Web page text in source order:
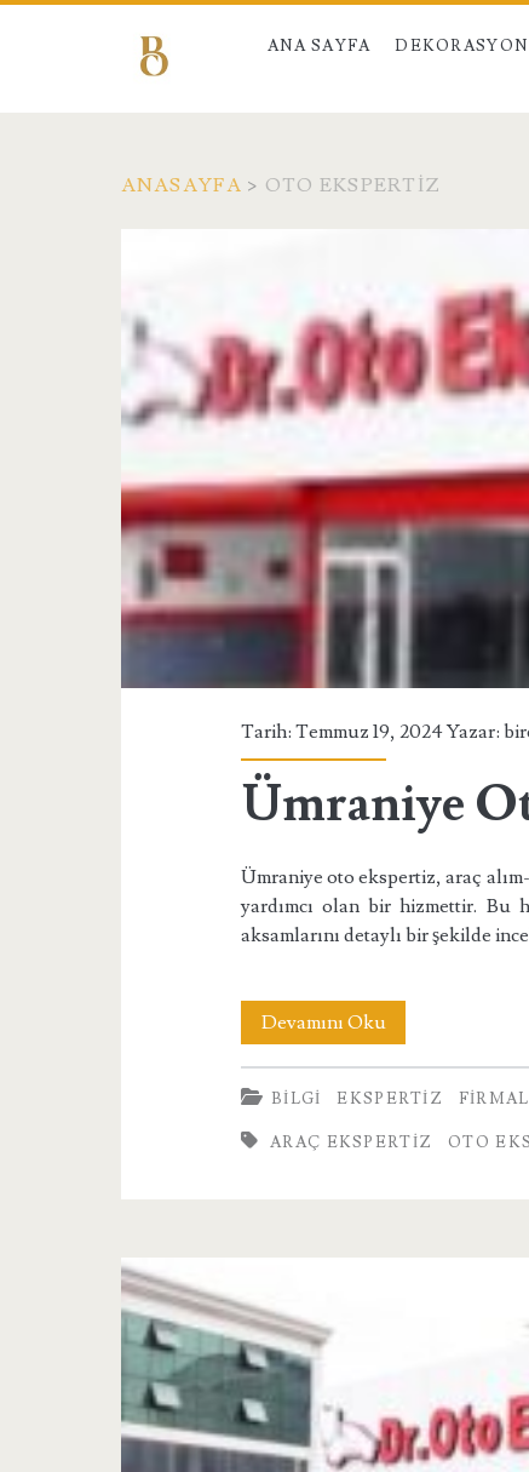
ANA SAYFA DEKORASYON
ANASAYFA > OTO EKSPERTIZ
<span>Oto
Ekspertiz</span>
Tarih: Temmuz 19, 2024 Yazar:
Ümraniye
Ümraniye oto ekspertiz, araç
yardımcı olan bir hizmettir. Bu
aksamlarını detaylı bir şekilde
Devamını OkuÜmraniye
Oto
Ekspertiz
BILGI EKSPERTIZ
ARAÇ EKSPERTIZ OTO